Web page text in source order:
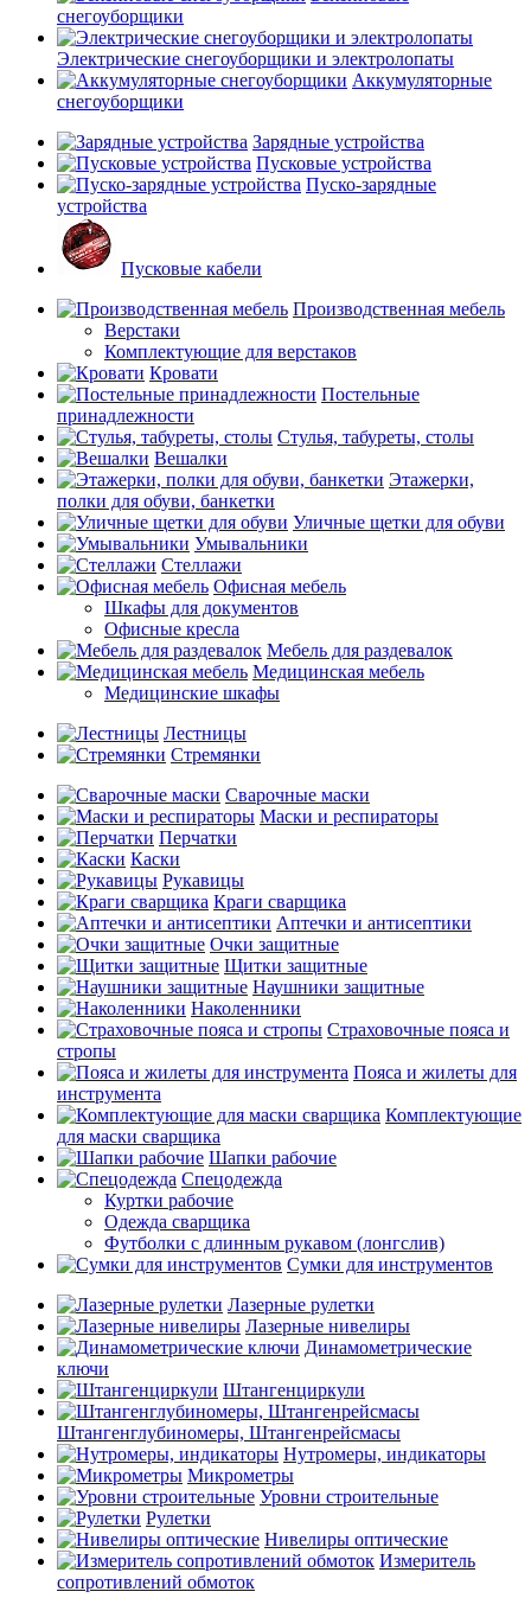
снегоуборщики
Электрические снегоуборщики и электролопаты
Аккумуляторные
снегоуборщики
Зарядные устройства
Пусковые устройства
Пуско-зарядные
устройства
Пусковые кабели
Производственная мебель
Верстаки
Комплектующие для верстаков
Кровати
Постельные
принадлежности
Стулья, табуреты, столы
Вешалки
Этажерки,
полки для обуви, банкетки
Уличные щетки для обуви
Умывальники
Стеллажи
Офисная мебель
Шкафы для документов
Офисные кресла
Мебель для раздевалок
Медицинская мебель
Медицинские шкафы
Лестницы
Стремянки
Сварочные маски
Маски и респираторы
Перчатки
Каски
Рукавицы
Краги сварщика
Аптечки и антисептики
Очки защитные
Щитки защитные
Наушники защитные
Наколенники
Страховочные пояса и
стропы
Пояса и жилеты для
инструмента
Комплектующие
для маски сварщика
Шапки рабочие
Спецодежда
Куртки рабочие
Одежда сварщика
Футболки с длинным рукавом (лонгслив)
Сумки для инструментов
Лазерные рулетки
Лазерные нивелиры
Динамометрические
ключи
Штангенциркули
Штангенглубиномеры, Штангенрейсмасы
Нутромеры, индикаторы
Микрометры
Уровни строительные
Рулетки
Нивелиры оптические
Измеритель
сопротивлений обмоток